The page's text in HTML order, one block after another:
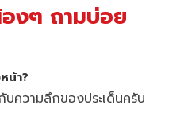
งๆ ถามบ่อย
น้า?
วามลึกของประเด็นครับ